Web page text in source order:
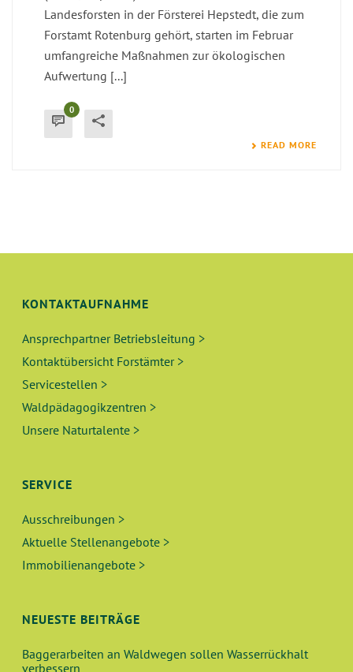
Landesforsten in der Försterei Hepstedt, die zum
Forstamt Rotenburg gehört, starten im Februar
umfangreiche Maßnahmen zur ökologischen
Aufwertung [...]
0
READ MORE
KONTAKTAUFNAHME
Ansprechpartner Betriebsleitung >
Kontaktübersicht Forstämter >
Servicestellen >
Waldpädagogikzentren >
Unsere Naturtalente >
SERVICE
Ausschreibungen >
Aktuelle Stellenangebote >
Immobilienangebote >
NEUESTE BEITRÄGE
Baggerarbeiten an Waldwegen sollen Wasserrückhalt
verbessern